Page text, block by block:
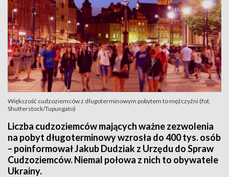
Większość cudzoziemców z długoterminowym pobytem to mężczyźni (fot.
Shutterstock/Tupungato)
Liczba cudzoziemców mających ważne zezwolenia
na pobyt długoterminowy wzrosła do 400 tys. osób
– poinformował Jakub Dudziak z Urzędu do Spraw
Cudzoziemców. Niemal połowa z nich to obywatele
Ukrainy.